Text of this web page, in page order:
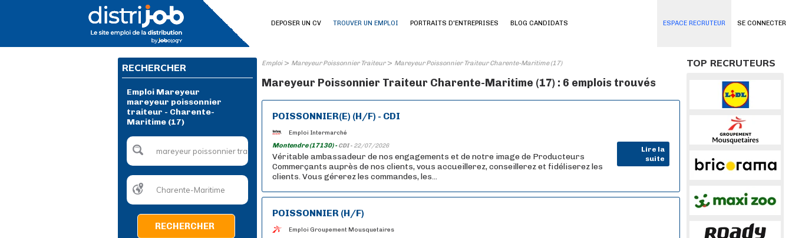
SE CONNECTER
DEPOSER UN CV TROUVER UN EMPLOI PORTRAITS D'ENTREPRISES BLOG CANDIDATS ESPACE RECRUTEUR
RECHERCHER
Emploi Mareyeur
mareyeur poissonnier
traiteur - Charente-
Maritime (17)
RECHERCHER
Emploi> Mareyeur Poissonnier Traiteur> Mareyeur Poissonnier Traiteur Charente-Maritime (17)
Mareyeur Poissonnier Traiteur Charente-Maritime (17) : 6 emplois trouvés
POISSONNIER(E) (H/F) - CDI
Emploi Intermarché
Montendre (17130) -CDI - 22/07/2026
Lire la
suite
Véritable ambassadeur de nos engagements et de notre image de Producteurs
Commerçants auprès de nos clients, vous accueillerez, conseillerez et fidéliserez les
clients. Vous gérerez les commandes, les...
POISSONNIER (H/F)
Emploi Groupement Mousquetaires
TOP RECRUTEURS